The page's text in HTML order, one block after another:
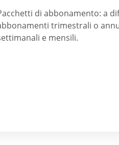
di abbonamento: a
trimestrali o
e mensili.